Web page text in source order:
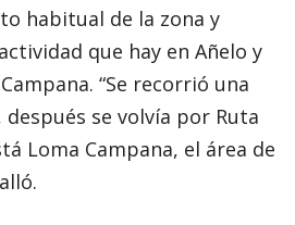
habitual de la zona y
que hay en Añelo y
“Se recorrió una
se volvía por Ruta
Loma Campana, el área de